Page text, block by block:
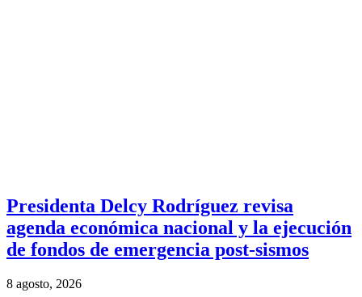
Presidenta Delcy Rodríguez revisa
agenda económica nacional y la ejecución
de fondos de emergencia post-sismos
8 agosto, 2026